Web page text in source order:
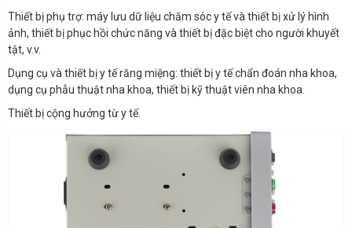
Thiết bị phụ trợ: máy lưu dữ liệu chăm sóc y tế và thiết bị xử lý hình
ảnh, thiết bị phục hồi chức năng và thiết bị đặc biệt cho người khuyết
tật, v.v.
Dụng cụ và thiết bị y tế răng miệng: thiết bị y tế chẩn đoán nha khoa,
dụng cụ phẫu thuật nha khoa, thiết bị kỹ thuật viên nha khoa.
Thiết bị cộng hưởng từ y tế.